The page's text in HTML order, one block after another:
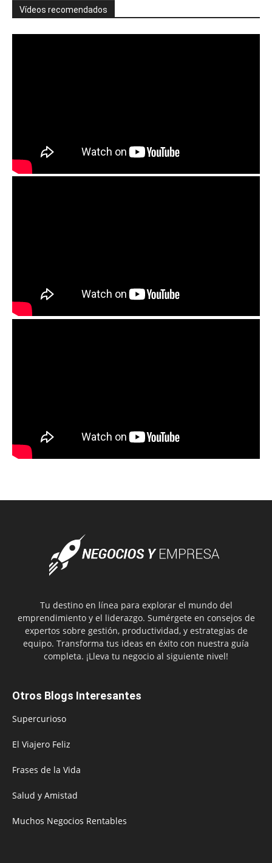
Vídeos recomendados
Tu destino en línea para explorar el mundo del
emprendimiento y el liderazgo. Sumérgete en consejos de
expertos sobre gestión, productividad, y estrategias de
equipo. Transforma tus ideas en éxito con nuestra guía
completa. ¡Lleva tu negocio al siguiente nivel!
Otros Blogs Interesantes
Supercurioso
El Viajero Feliz
Frases de la Vida
Salud y Amistad
Muchos Negocios Rentables